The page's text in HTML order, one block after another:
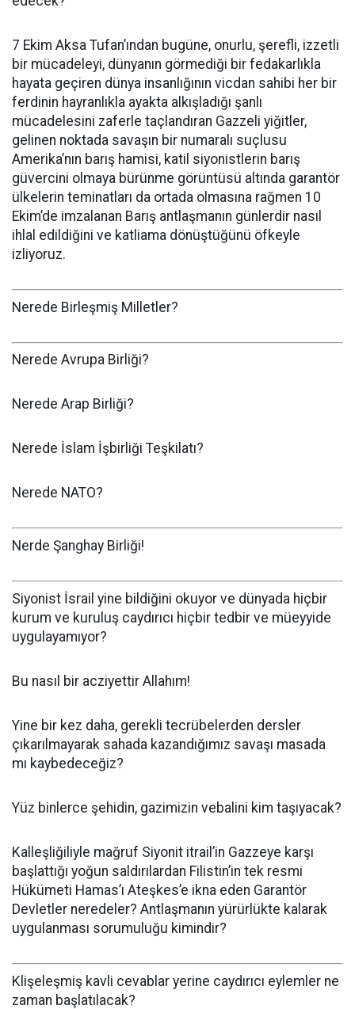
7 Ekim Aksa Tufan’ından bugüne, onurlu, şerefli, izzetli
bir mücadeleyi, dünyanın görmediği bir fedakarlıkla
hayata geçiren dünya insanlığının vicdan sahibi her bir
ferdinin hayranlıkla ayakta alkışladığı şanlı
mücadelesini zaferle taçlandıran Gazzeli yiğitler,
gelinen noktada savaşın bir numaralı suçlusu
Amerika’nın barış hamisi, katil siyonistlerin barış
güvercini olmaya bürünme görüntüsü altında garantör
ülkelerin teminatları da ortada olmasına rağmen 10
Ekim’de imzalanan Barış antlaşmanın günlerdir nasıl
ihlal edildiğini ve katliama dönüştüğünü öfkeyle
izliyoruz.
Nerede Birleşmiş Milletler?
Nerede Avrupa Birliği?
Nerede Arap Birliği?
Nerede İslam İşbirliği Teşkilatı?
Nerede NATO?
Nerde Şanghay Birliği!
Siyonist İsrail yine bildiğini okuyor ve dünyada hiçbir
kurum ve kuruluş caydırıcı hiçbir tedbir ve müeyyide
uygulayamıyor?
Bu nasıl bir acziyettir Allahım!
Yine bir kez daha, gerekli tecrübelerden dersler
çıkarılmayarak sahada kazandığımız savaşı masada
mı kaybedeceğiz?
Yüz binlerce şehidin, gazimizin vebalini kim taşıyacak?
Kalleşliğiliyle mağruf Siyonit itrail’in Gazzeye karşı
başlattığı yoğun saldırılardan Filistin’in tek resmi
Hükümeti Hamas’ı Ateşkes’e ikna eden Garantör
Devletler neredeler? Antlaşmanın yürürlükte kalarak
uygulanması sorumuluğu kimindir?
Klişeleşmiş kavli cevablar yerine caydırıcı eylemler ne
zaman başlatılacak?